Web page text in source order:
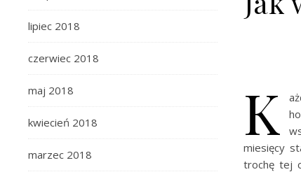
lipiec 2018
czerwiec 2018
maj 2018
kwiecień 2018
marzec 2018
K
miesięcy
trochę tej